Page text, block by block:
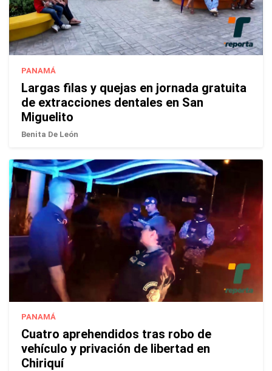
PANAMÁ
Largas filas y quejas en jornada gratuita
de extracciones dentales en San
Miguelito
Benita De León
PANAMÁ
Cuatro aprehendidos tras robo de
vehículo y privación de libertad en
Chiriquí